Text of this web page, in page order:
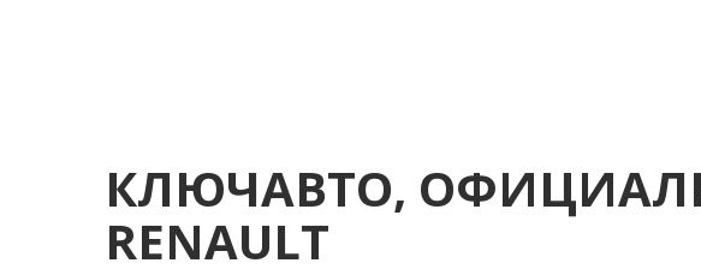
КЛЮЧАВТО,
RENAULT